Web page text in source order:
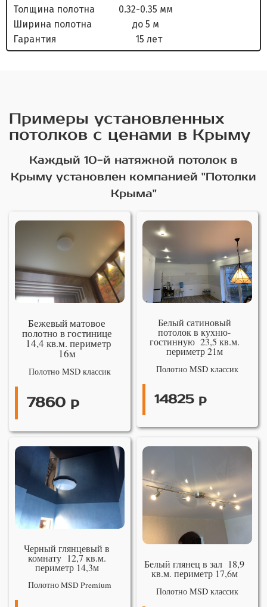
Толщина полотна 0.32-0.35 мм
Ширина полотна до 5 м
Гарантия 15 лет
Примеры установленных
потолков с ценами в Крыму
Каждый 10-й натяжной потолок в
Крыму установлен компанией "Потолки
Крыма"
Бежевый матовое
полотно в гостинице
14,4 кв.м. периметр
16м
Полотно MSD классик
7860 р
Белый сатиновый
потолок в кухню-
гостинную 23,5 кв.м.
периметр 21м
Полотно MSD классик
14825 р
Черный глянцевый в
комнату 12,7 кв.м.
периметр 14,3м
Полотно MSD Premium
Белый глянец в зал 18,9
кв.м. периметр 17,6м
Полотно MSD классик